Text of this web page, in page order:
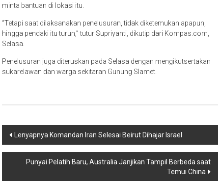
minta bantuan di lokasi itu.
“Tetapi saat dilaksanakan penelusuran, tidak diketemukan apapun,
hingga pendaki itu turun,” tutur Supriyanti, dikutip dari Kompas.com,
Selasa.
Penelusuran juga diteruskan pada Selasa dengan mengikutsertakan
sukarelawan dan warga sekitaran Gunung Slamet.
Post
navigation
Lenyapnya Komandan Iran Selesai Beirut Dihajar Israel
Punyai Pelatih Baru, Australia Janjikan Tampil Berbeda saat
Temui China